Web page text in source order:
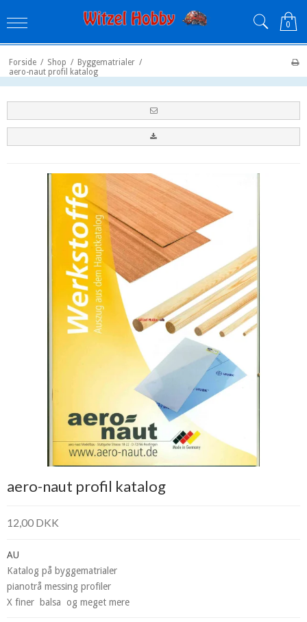
0
Forside / Shop / Byggematrialer /
aero-naut profil katalog
aero-naut profil katalog
12,00 DKK
AU
Katalog på byggematrialer
pianotrå messing profiler
X finer balsa og meget mere